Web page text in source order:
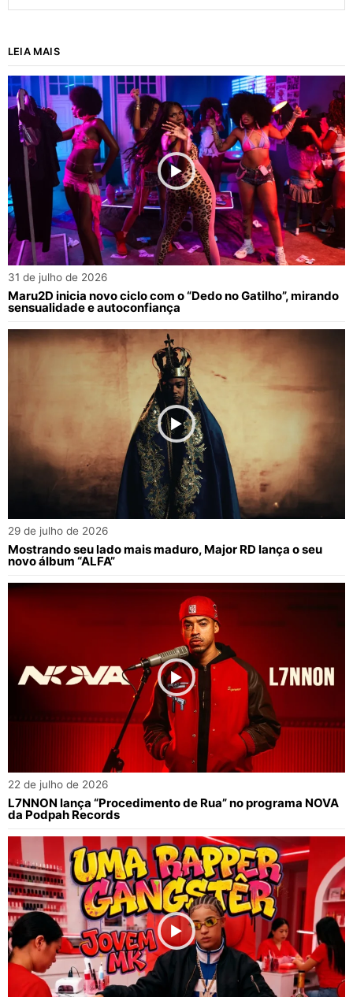
LEIA MAIS
31 de julho de 2026
Maru2D inicia novo ciclo com o “Dedo no Gatilho”, mirando
sensualidade e autoconfiança
29 de julho de 2026
Mostrando seu lado mais maduro, Major RD lança o seu
novo álbum “ALFA”
22 de julho de 2026
L7NNON lança “Procedimento de Rua” no programa NOVA
da Podpah Records